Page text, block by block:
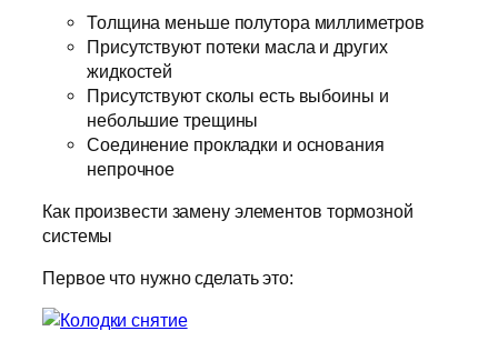
Толщина меньше полутора миллиметров
Присутствуют потеки масла и других
жидкостей
Присутствуют сколы есть выбоины и
небольшие трещины
Соединение прокладки и основания
непрочное
Как произвести замену элементов тормозной
системы
Первое что нужно сделать это: